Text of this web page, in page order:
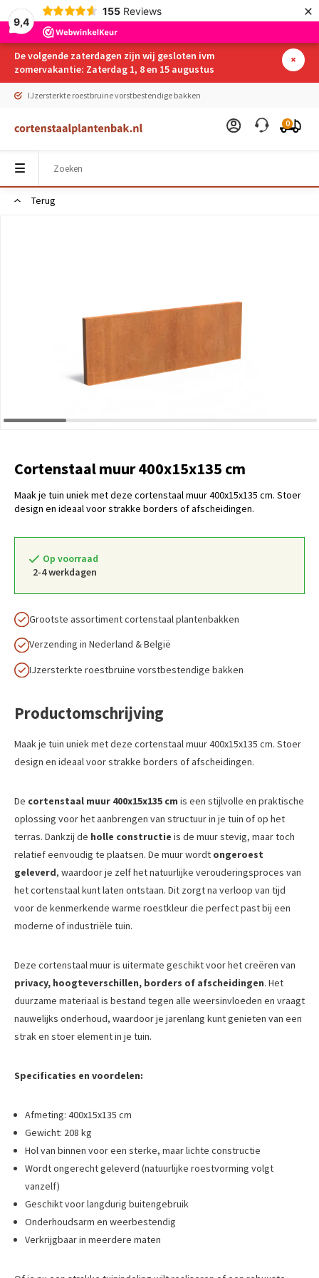
9,4
155 Reviews ×
De volgende zaterdagen zijn wij gesloten ivm
zomervakantie: Zaterdag 1, 8 en 15 augustus
in Nederland & België
0
Terug
Cortenstaal muur 400x15x135 cm
Maak je tuin uniek met deze cortenstaal muur 400x15x135 cm. Stoer
design en ideaal voor strakke borders of afscheidingen.
Op voorraad
2-4 werkdagen
Grootste assortiment cortenstaal plantenbakken
Verzending in Nederland & België
IJzersterkte roestbruine vorstbestendige bakken
Productomschrijving
Maak je tuin uniek met deze cortenstaal muur 400x15x135 cm. Stoer
design en ideaal voor strakke borders of afscheidingen.
De cortenstaal muur 400x15x135 cm is een stijlvolle en praktische
oplossing voor het aanbrengen van structuur in je tuin of op het
terras. Dankzij de holle constructie is de muur stevig, maar toch
relatief eenvoudig te plaatsen. De muur wordt ongeroest
geleverd, waardoor je zelf het natuurlijke verouderingsproces van
het cortenstaal kunt laten ontstaan. Dit zorgt na verloop van tijd
voor de kenmerkende warme roestkleur die perfect past bij een
moderne of industriële tuin.
Deze cortenstaal muur is uitermate geschikt voor het creëren van
privacy, hoogteverschillen, borders of afscheidingen. Het
duurzame materiaal is bestand tegen alle weersinvloeden en vraagt
nauwelijks onderhoud, waardoor je jarenlang kunt genieten van een
strak en stoer element in je tuin.
Specificaties en voordelen:
Afmeting: 400x15x135 cm
Gewicht: 208 kg
Hol van binnen voor een sterke, maar lichte constructie
Wordt ongerecht geleverd (natuurlijke roestvorming volgt
vanzelf)
Geschikt voor langdurig buitengebruik
Onderhoudsarm en weerbestendig
Verkrijgbaar in meerdere maten